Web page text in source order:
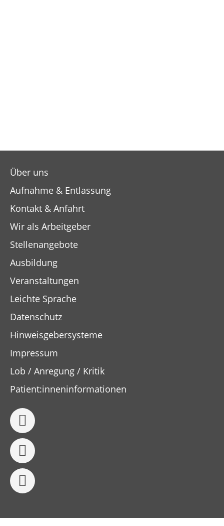
Über uns
Aufnahme & Entlassung
Kontakt & Anfahrt
Wir als Arbeitgeber
Stellenangebote
Ausbildung
Veranstaltungen
Leichte Sprache
Datenschutz
Hinweisgebersysteme
Impressum
Lob / Anregung / Kritik
Patient:inneninformationen